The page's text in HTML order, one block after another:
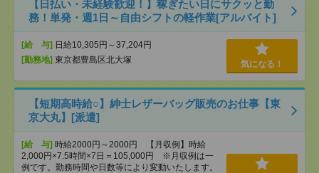
【日払い・未経験歓迎！】稼ぎたい日にサクッと勤
務！単発・週1日～自由シフトの軽作業[アルバイト]
[給 与] 日給10,305円～37,204円
[勤務地] 東京都豊島区北大塚 気になる！
【短期高時給○】紳士レザーバッグ販売のお仕事【東
京大丸】[派遣]
[給 与] 時給2000円～2000円 【月収例】時給
2,000円×7.5時間×7日＝105,000円 ※月収例は一
例です。勤務時間や日数等により変動いたします。